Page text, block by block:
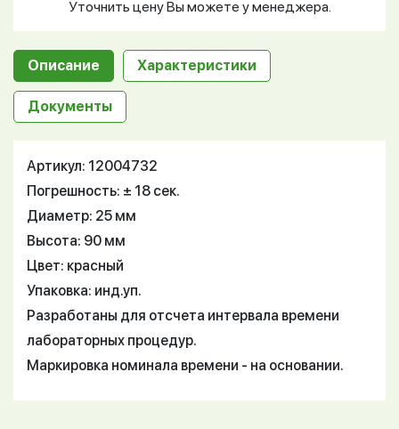
Уточнить цену Вы можете у менеджера.
Описание Характеристики
Документы
Артикул: 12004732
Погрешность: ± 18 сек.
Диаметр: 25 мм
Высота: 90 мм
Цвет: красный
Упаковка: инд.уп.
Разработаны для отсчета интервала времени
лабораторных процедур.
Маркировка номинала времени - на основании.